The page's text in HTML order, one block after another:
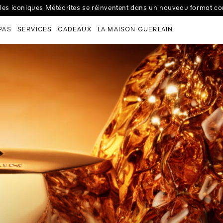
la nouvelle Crème Nuit Night-Taping Treatment pour un effet lift
d’Exception : Amour Céleste par Lucie Touré, virtuose du
& La Matière : personnalisez votre flacon dans les moindres
iconiques Météorites se réinventent dans un nouveau format
Dunes : l’héritage marocain d’une poudre iconique, dans un trio
SERVICES CADEAUX LA MAISON GUERLAIN